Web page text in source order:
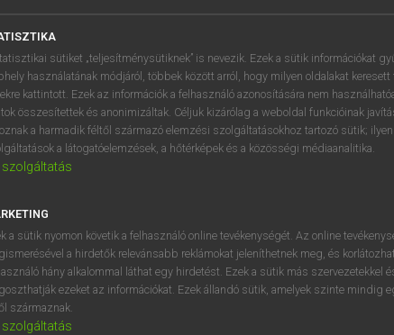
szótár
ELŐFIZETÉSED?
megtekintéséhez.
BELÉPÉS
próbaverziójának
regisztrálok ésbelépek.
REGISZTRÁCIÓ
sütiket „teljesítménysütiknek” is nevezik. Ezek a sütik információkat
használatának módjáról, többek között arról, hogy milyen oldalakat keresett
kattintott. Ezek az információk a felhasználó azonosítására nem
összesítettek és anonimizáltak. Céljuk kizárólag a weboldal funkcióinak
a harmadik féltől származó elemzési szolgáltatásokhoz tartozó sütik;
a látogatóelemzések, a hőtérképek és a közösségi médiaanalitika.
szolgáltatás
a sütik nyomon követik a felhasználó online tevékenységét. Az online
a hirdetők relevánsabb reklámokat jeleníthetnek meg, és
hány alkalommal láthat egy hirdetést. Ezek a sütik más szervezetekkel
ezeket az információkat. Ezek állandó sütik, amelyek szinte mindig
származnak.
szolgáltatás
1 2 3 4 5 6 7 8 9
q w e r t z u i
a s d f g h j k l é
í y x c v b n m , .